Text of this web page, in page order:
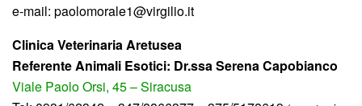
e-mail: paolomorale1@virgilio.it
Clinica Veterinaria Aretusea
Referente Animali Esotici: Dr.ssa Serena Capobianco
Viale Paolo Orsi, 45 – Siracusa